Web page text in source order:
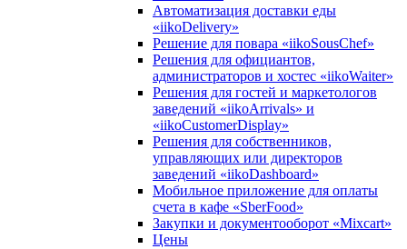
Автоматизация доставки еды
«iikoDelivery»
Решение для повара «iikoSousChef»
Решения для официантов,
администраторов и хостес «iikoWaiter»
Решения для гостей и маркетологов
заведений «iikoArrivals» и
«iikoCustomerDisplay»
Решения для собственников,
управляющих или директоров
заведений «iikoDashboard»
Мобильное приложение для оплаты
счета в кафе «SberFood»
Закупки и документооборот «Mixcart»
Цены